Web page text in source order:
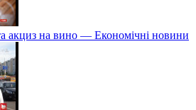
акциз на вино — Економічні новини